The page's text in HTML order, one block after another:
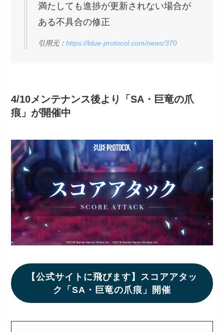
満たしても進捗が更新されない場合が
ある不具合の修正
引用元：https://blue-protocol.com/news/370
4/10メンテナンス後より「SA・巨竜の爪
痕」が開催中
【公式サイトに飛びます】スコアアタッ
ク「SA・巨竜の爪痕」開催